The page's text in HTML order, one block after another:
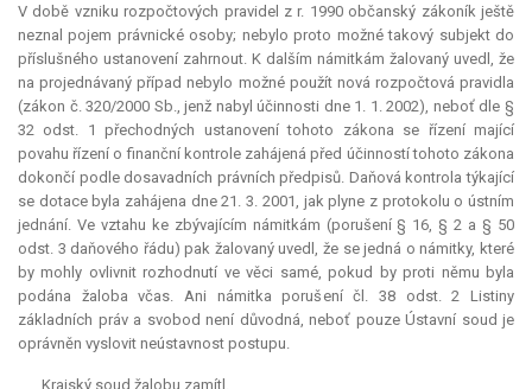
V době vzniku rozpočtových pravidel z r. 1990 občanský zákoník ještě
neznal pojem právnické osoby; nebylo proto možné takový subjekt do
příslušného ustanovení zahrnout. K dalším námitkám žalovaný uvedl, že
na projednávaný případ nebylo možné použít nová rozpočtová pravidla
(zákon č. 320/2000 Sb., jenž nabyl účinnosti dne 1. 1. 2002), neboť dle §
32 odst. 1 přechodných ustanovení tohoto zákona se řízení mající
povahu řízení o finanční kontrole zahájená před účinností tohoto zákona
dokončí podle dosavadních právních předpisů. Daňová kontrola týkající
se dotacebyla zahájena dne 21. 3. 2001, jak plyne z protokolu o ústním
jednání. Ve vztahu ke zbývajícím námitkám (porušení § 16, § 2 a § 50
odst. 3 daňového řádu) pak žalovaný uvedl, že se jedná o námitky, které
by mohly ovlivnit rozhodnutí ve věci samé, pokud by proti němu byla
podána žaloba včas. Ani námitka porušení čl. 38 odst. 2 Listiny
základních práv a svobod není důvodná, neboť pouze Ústavní soud je
oprávněn vyslovit neústavnost postupu.
Krajský soud žalobu zamítl.